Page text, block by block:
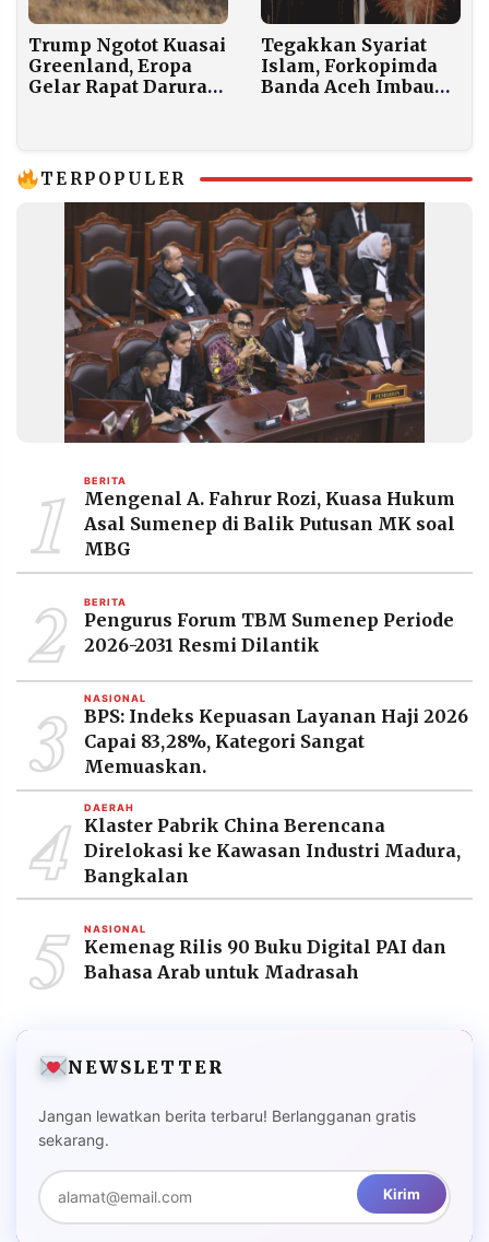
Trump Ngotot Kuasai
Greenland, Eropa
Gelar Rapat Darurat
Tegakkan Syariat
Islam, Forkopimda
Banda Aceh Imbau
TERPOPULER
1 BERITA
Mengenal A. Fahrur Rozi, Kuasa Hukum
Asal Sumenep di Balik Putusan MK soal
MBG
2 BERITA
Pengurus Forum TBM Sumenep Periode
2026-2031 Resmi Dilantik
3 NASIONAL
BPS: Indeks Kepuasan Layanan Haji 2026
Capai 83,28%, Kategori Sangat
Memuaskan.
4 DAERAH
Klaster Pabrik China Berencana
Direlokasi ke Kawasan Industri Madura,
Bangkalan
5 NASIONAL
Kemenag Rilis 90 Buku Digital PAI dan
Bahasa Arab untuk Madrasah
NEWSLETTER
Jangan lewatkan berita terbaru! Berlangganan gratis
sekarang.
Kirim